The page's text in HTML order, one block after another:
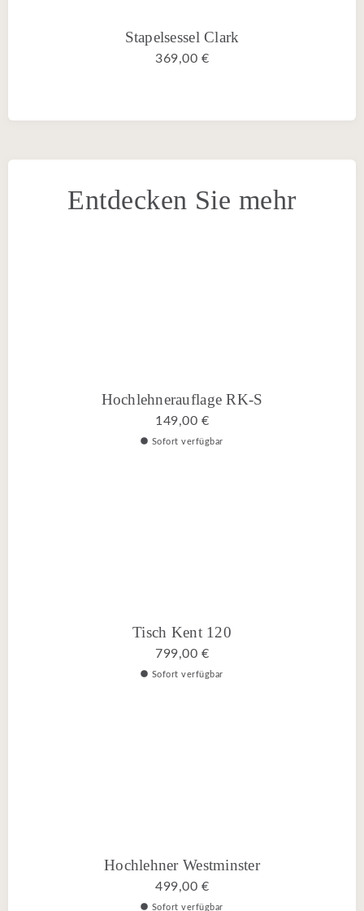
Stapelsessel Clark
369,00 €
Entdecken Sie mehr
Hochlehnerauflage RK-S
149,00 €
Sofort verfügbar
Tisch Kent 120
799,00 €
Sofort verfügbar
Hochlehner Westminster
499,00 €
Sofort verfügbar